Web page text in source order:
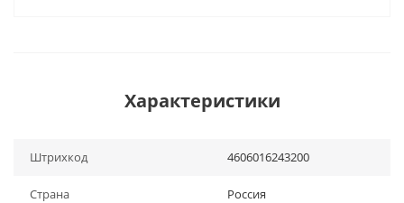
Характеристики
Штрихкод 4606016243200
Страна Россия